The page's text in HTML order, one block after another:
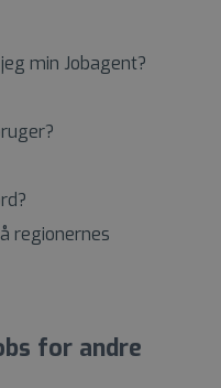
min Jobagent?
regionernes
for andre